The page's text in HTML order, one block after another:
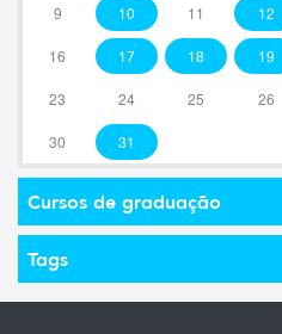
9 10 11 12
16 17 18 19
23 24 25 26
30 31
Cursos de graduação
Tags